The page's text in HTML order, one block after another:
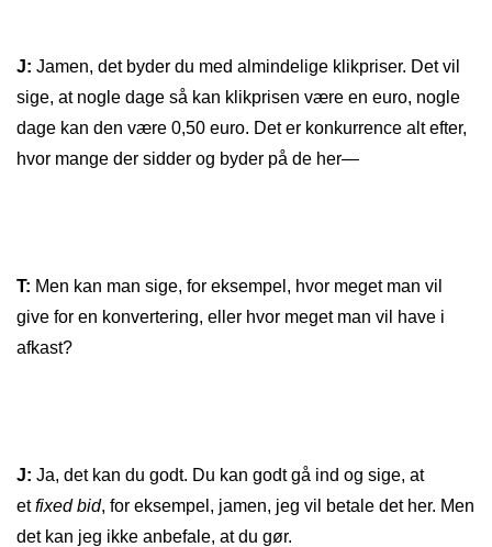
J: Jamen, det byder du med almindelige klikpriser. Det vil
sige, at nogle dage så kan klikprisen være en euro, nogle
dage kan den være 0,50 euro. Det er konkurrence alt efter,
hvor mange der sidder og byder på de her—
T: Men kan man sige, for eksempel, hvor meget man vil
give for en konvertering, eller hvor meget man vil have i
afkast?
J: Ja, det kan du godt. Du kan godt gå ind og sige, at
etfixed bid, for eksempel, jamen, jeg vil betale det her. Men
det kan jeg ikke anbefale, at du gør.